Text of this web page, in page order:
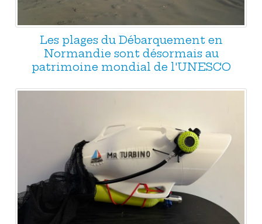
Les plages du Débarquement en
Normandie sont désormais au
patrimoine mondial de l'UNESCO